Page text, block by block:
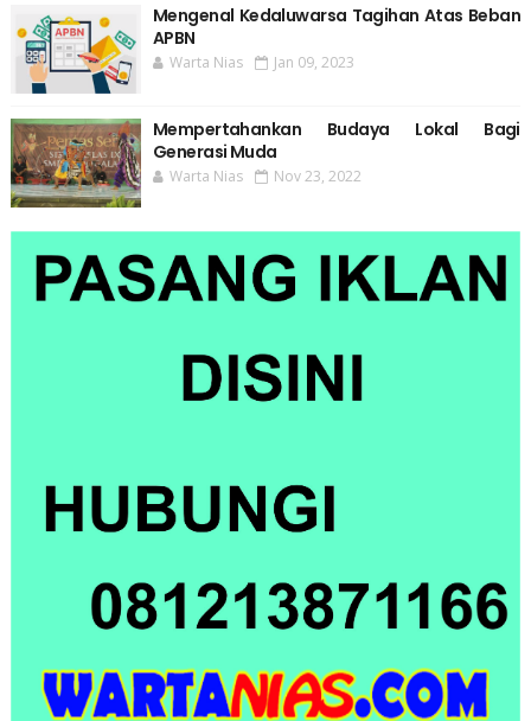
Mengenal Kedaluwarsa Tagihan Atas Beban
APBN
Warta Nias Jan 09, 2023
Mempertahankan Budaya Lokal Bagi
Generasi Muda
Warta Nias Nov 23, 2022